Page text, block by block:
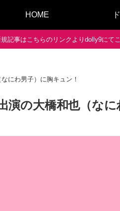
HOME
記事はこちらのリンクよりdolly9にて
にわ男子）に胸キュン！
演の大橋和也（なに